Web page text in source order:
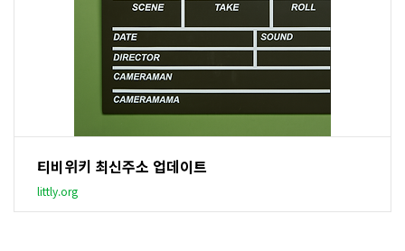
티비위키 최신주소 업데이트
littly.org